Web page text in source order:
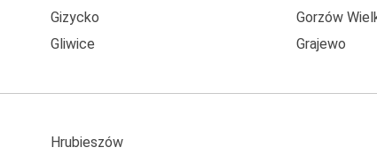
Gizycko
Gliwice
Gorzów
Grajewo
Hrubieszów